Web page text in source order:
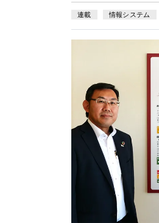
連載 情報システム